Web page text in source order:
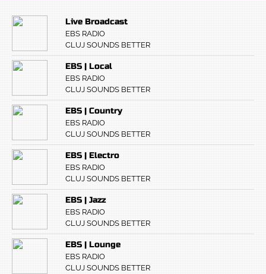
Live Broadcast
EBS RADIO
CLUJ SOUNDS BETTER
EBS | Local
EBS RADIO
CLUJ SOUNDS BETTER
EBS | Country
EBS RADIO
CLUJ SOUNDS BETTER
EBS | Electro
EBS RADIO
CLUJ SOUNDS BETTER
EBS | Jazz
EBS RADIO
CLUJ SOUNDS BETTER
EBS | Lounge
EBS RADIO
CLUJ SOUNDS BETTER